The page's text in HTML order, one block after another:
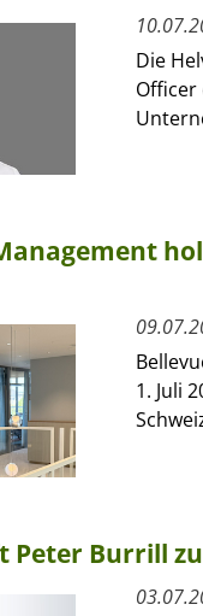
Die
Officer
1. Juli
Peter Burrill